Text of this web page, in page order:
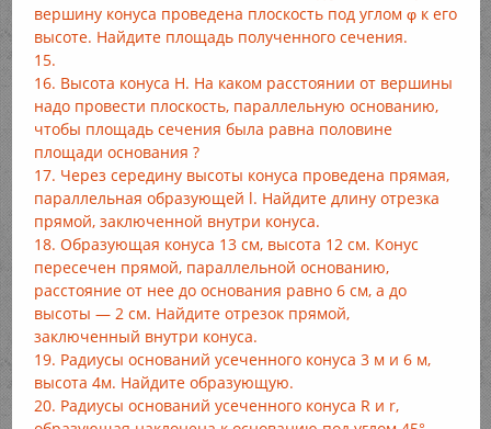
вершину конуса проведена плоскость под углом φ к его
высоте. Найдите площадь полученного сечения.
15.
16. Высота конуса Н. На каком расстоянии от вершины
надо провести плоскость, параллельную основанию,
чтобы площадь сечения была равна половине
площади основания ?
17. Через середину высоты конуса проведена прямая,
параллельная образующей l. Найдите длину отрезка
прямой, заключенной внутри конуса.
18. Образующая конуса 13 см, высота 12 см. Конус
пересечен прямой, параллельной основанию,
расстояние от нее до основания равно 6 см, а до
высоты — 2 см. Найдите отрезок прямой,
заключенный внутри конуса.
19. Радиусы оснований усеченного конуса 3 м и 6 м,
высота 4м. Найдите образующую.
20. Радиусы оснований усеченного конуса R и r,